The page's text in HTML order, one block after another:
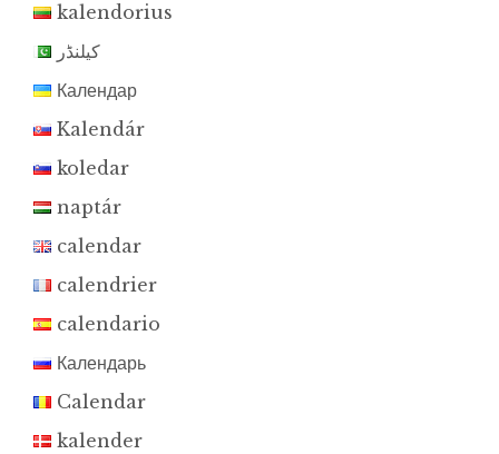
kalendorius
کیلنڈر
Календар
Kalendár
koledar
naptár
calendar
calendrier
calendario
Календарь
Calendar
kalender